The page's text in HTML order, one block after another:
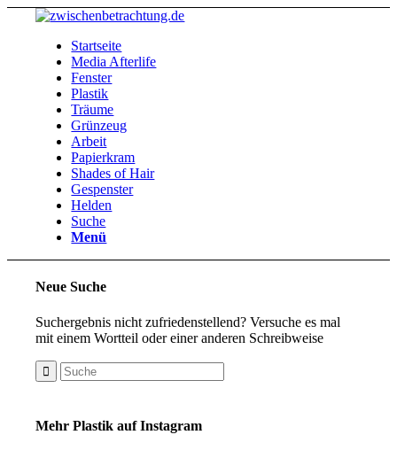
Startseite
Media Afterlife
Fenster
Plastik
Träume
Grünzeug
Arbeit
Papierkram
Shades of Hair
Gespenster
Helden
Suche
Menü
Neue Suche
Suchergebnis nicht zufriedenstellend? Versuche es mal
mit einem Wortteil oder einer anderen Schreibweise
Mehr Plastik auf Instagram